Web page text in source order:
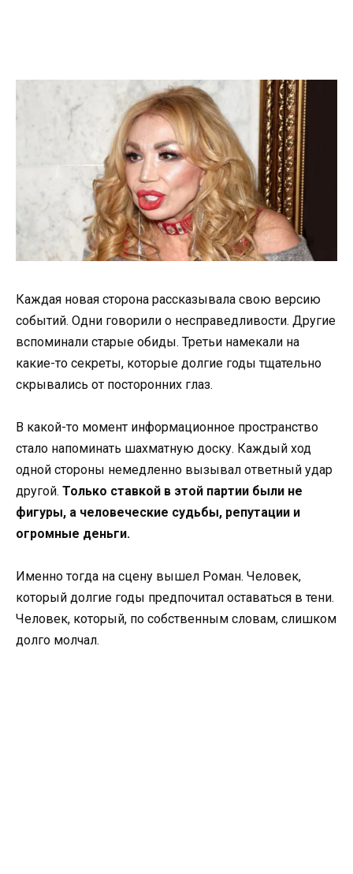
Каждая новая сторона рассказывала свою версию
событий. Одни говорили о несправедливости. Другие
вспоминали старые обиды. Третьи намекали на
какие-то секреты, которые долгие годы тщательно
скрывались от посторонних глаз.
В какой-то момент информационное пространство
стало напоминать шахматную доску. Каждый ход
одной стороны немедленно вызывал ответный удар
другой. Только ставкой в этой партии были не
фигуры, а человеческие судьбы, репутации и
огромные деньги.
Именно тогда на сцену вышел Роман. Человек,
который долгие годы предпочитал оставаться в тени.
Человек, который, по собственным словам, слишком
долго молчал.